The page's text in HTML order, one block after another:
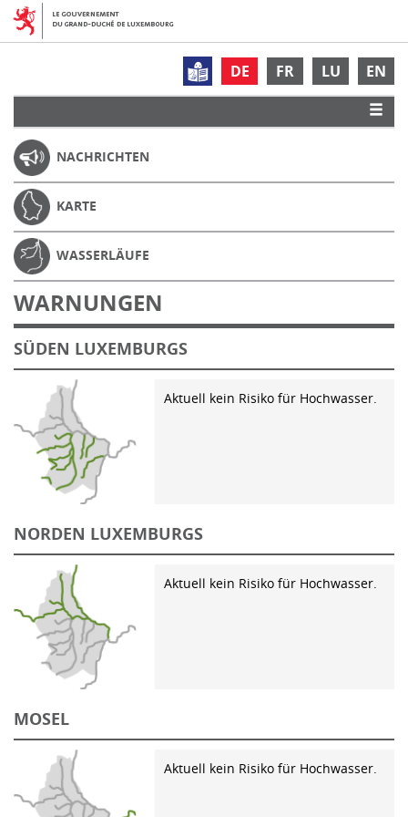
DE FR LU EN
NACHRICHTEN
KARTE
WASSERLÄUFE
WARNUNGEN
SÜDEN LUXEMBURGS
Aktuell kein Risiko für Hochwasser.
NORDEN LUXEMBURGS
Aktuell kein Risiko für Hochwasser.
MOSEL
Aktuell kein Risiko für Hochwasser.